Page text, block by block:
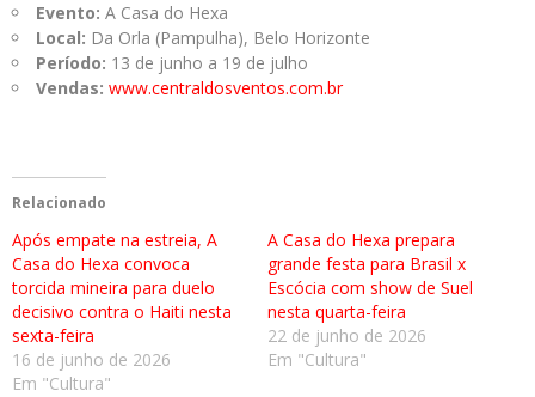
Evento: A Casa do Hexa
Local: Da Orla (Pampulha), Belo Horizonte
Período: 13 de junho a 19 de julho
Vendas: www.centraldosventos.com.br
Relacionado
Após empate na estreia, A
Casa do Hexa convoca
torcida mineira para duelo
decisivo contra o Haiti nesta
sexta-feira
16 de junho de 2026
Em "Cultura"
A Casa do Hexa prepara
grande festa para Brasil x
Escócia com show de Suel
nesta quarta-feira
22 de junho de 2026
Em "Cultura"